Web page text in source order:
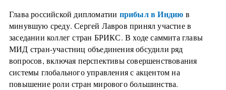
Глава российской дипломатии прибыл в Индию в
минувшую среду. Сергей Лавров принял участие в
заседании коллег стран БРИКС. В ходе саммита главы
МИД стран-участниц объединения обсудили ряд
вопросов, включая перспективы совершенствования
системы глобального управления с акцентом на
повышение роли стран мирового большинства.